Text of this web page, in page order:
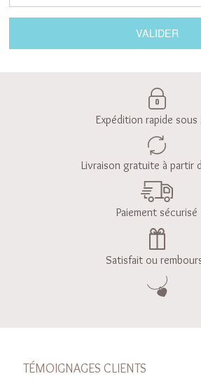
Expédition rapide sous
Livraison gratuite à partir
Paiement sécurisé
Satisfait ou
TÉMOIGNAGES CLIENTS